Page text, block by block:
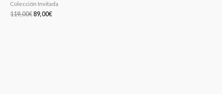
Colección Invitada
119,00€ 89,00€